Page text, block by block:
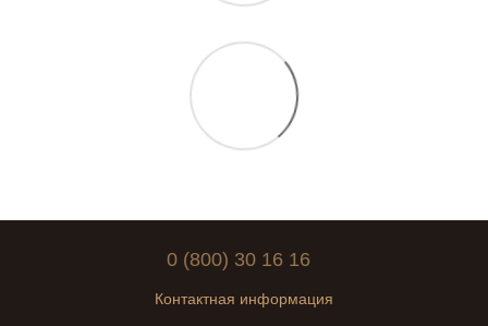
0 (800) 30 16 16
Контактная информация